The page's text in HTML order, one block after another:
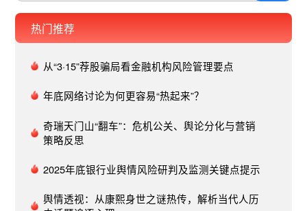
至踩上法律底线；二是网民将此类恶搞当作时尚，
台、圈群传播成为舆情事件娱乐化传播的重灾区；
场的不良习气。在舆情处置过程中，建议采取以下
举措规避娱乐化炒作风险：一是依靠网络空间法治
化，严格网络执法,引导网民尊法守法，确保网络传
播中的不法行为得到相应惩罚；二是加强网民教育
引导，塑造网络价值秩序，积极抵御网络舆情“泛娱
类自媒体所依托的网络平台的监督管理责任，强化
会治理水平的不断提高。三、准确把握源头和末端
的关系：“源头预防”和“末端治理”同类网络舆情应对
头防治”，必须将“源头防治”与“末端治理”相结合，
解于未然，将风险化解于无形。 同类案例2018
年，重庆万州公交车坠江事件引发舆论广泛关注。
北京一女乘客因坐过站要求停车被拒，用整箱牛奶
砸公交车司机。浙江温州一乘客指责司机开车慢与
司机起冲突。01后续进展事发后，各地及时出台措
院、最高人民检察院、公安部联合出台《关于依法
的对策源于理性专业的研判，通过对最早信源、关
键拐点、传播路径、覆盖受众、影响指数等数据集
成处理的基础上把握态势，预测走势，是进行“窗口
指导”的主要形式。 舆情专报通过分析问题产生的
深层次原因及其未来的发展趋势，对当前存在问题
报重在整理研究，提出对策除了注意把握传播过
程、参与主体外，还要以实效性和导向性为基础，
出务实可行的对策建议。 4、现场处置：线下处置
甚至升级蔓延的局面，“窗口指导”需要关口前移，
事件的定性，如果是故意的，肯定是刑事犯罪，但
有可能是以危险方法危害公共安全罪，有可能是交
通肇事罪；如果是意外，比如突然发病、突然昏迷
等，则属于意外事件，这些都需要后续的调查或侦
“冲撞”这个动词，完全符合当时场景，而“肇事”这个
之意，我们不能强行地将其与“交通肇事”关联，当
然，用“涉事”也可以。很明显，沙湾警方充分吸取
了葫芦岛轿车冲撞小学生事件中宣传部乱用“交通肇
事”给案件错误定性被批评的教训。要说不足，唯一
可以改进的就是字号太小，不方便阅读，还有就是
热门推荐
从“3·15”荐股骗局看金融机构风险管理要点
年底网络讨论为何更容易“热起来”？
奇瑞天门山“翻车”：危机公关、舆论分化与营销
策略反思
2025年底银行业舆情风险研判及监测关键点提示
舆情透视：从康熙身世之谜热传，解析当代人历